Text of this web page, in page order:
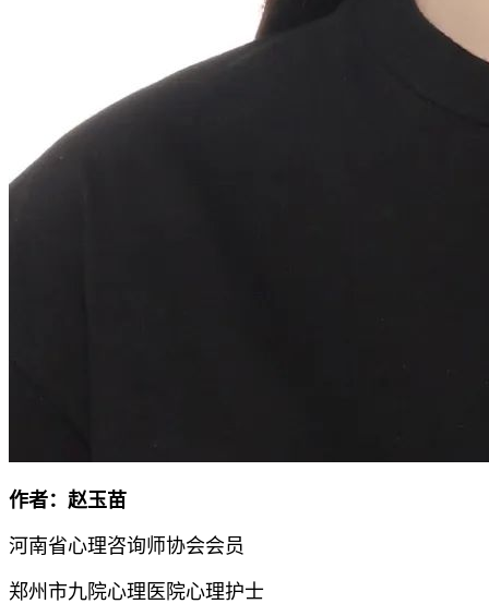
作者：赵玉苗
河南省心理咨询师协会会员
郑州市九院心理医院心理护士